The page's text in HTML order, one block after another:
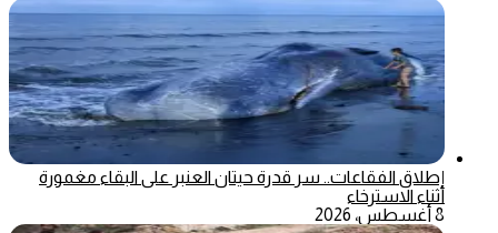
إطلاق الفقاعات.. سر قدرة حيتان العنبر على البقاء مغمورة
أثناء الاسترخاء
8 أغسطس، 2026